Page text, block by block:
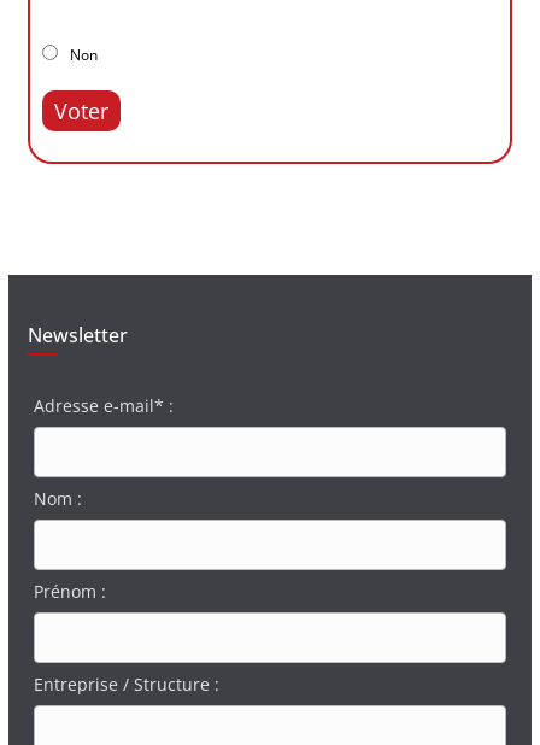
Non
Voter
Newsletter
Adresse e-mail* :
Nom :
Prénom :
Entreprise / Structure :